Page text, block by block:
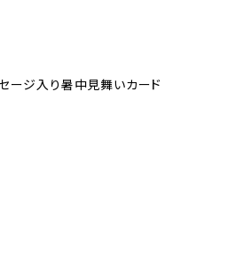
ージ入り暑中見舞いカード